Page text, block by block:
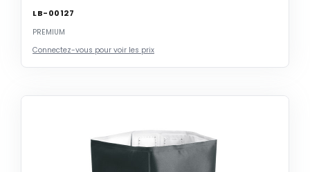
LB-00127
PREMIUM
Connectez-vous pour voir les prix